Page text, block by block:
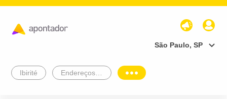
São Paulo, SP
Ibirité